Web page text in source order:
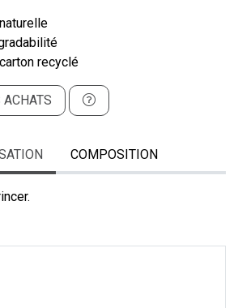
recyclé
COMPOSITION